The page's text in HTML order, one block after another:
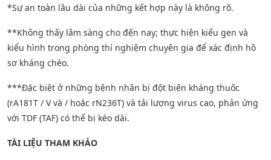
*Sự an toàn lâu dài của những kết hợp này là không rõ.
**Không thấy lâm sàng cho đến nay; thực hiện kiểu gen và
kiểu hình trong phòng thí nghiệm chuyên gia để xác định hồ
sơ kháng chéo.
***Đặc biệt ở những bệnh nhân bị đột biến kháng thuốc
(rA181T / V và / hoặc rN236T) và tải lượng virus cao, phản ứng
với TDF (TAF) có thể bị kéo dài.
TÀI LIỆU THAM KHẢO